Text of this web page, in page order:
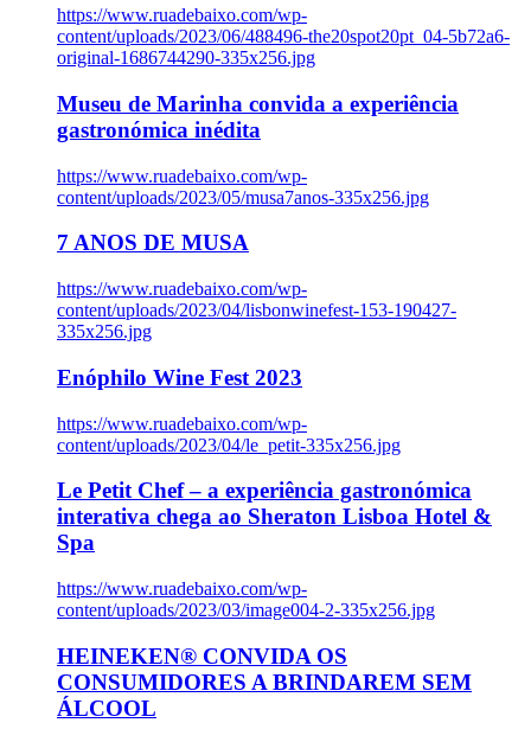
https://www.ruadebaixo.com/wp-
content/uploads/2023/06/488496-the20spot20pt_04-5b72a6-
original-1686744290-335x256.jpg
Museu de Marinha convida a experiência
gastronómica inédita
https://www.ruadebaixo.com/wp-
content/uploads/2023/05/musa7anos-335x256.jpg
7 ANOS DE MUSA
https://www.ruadebaixo.com/wp-
content/uploads/2023/04/lisbonwinefest-153-190427-
335x256.jpg
Enóphilo Wine Fest 2023
https://www.ruadebaixo.com/wp-
content/uploads/2023/04/le_petit-335x256.jpg
Le Petit Chef – a experiência gastronómica
interativa chega ao Sheraton Lisboa Hotel &
Spa
https://www.ruadebaixo.com/wp-
content/uploads/2023/03/image004-2-335x256.jpg
HEINEKEN® CONVIDA OS
CONSUMIDORES A BRINDAREM SEM
ÁLCOOL